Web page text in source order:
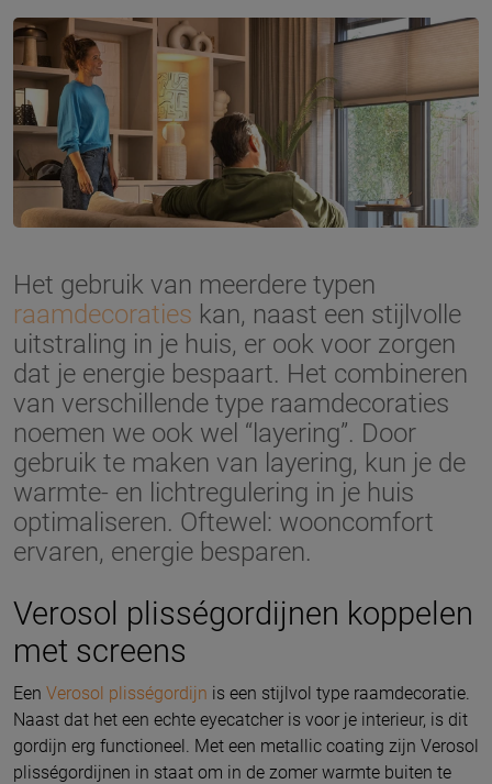
Het gebruik van meerdere typen
raamdecoraties kan, naast een stijlvolle
uitstraling in je huis, er ook voor zorgen
dat je energie bespaart. Het combineren
van verschillende type raamdecoraties
noemen we ook wel “layering”. Door
gebruik te maken van layering, kun je de
warmte- en lichtregulering in je huis
optimaliseren. Oftewel: wooncomfort
ervaren, energie besparen.
Verosol plisségordijnen koppelen
met screens
Een Verosol plisségordijn is een stijlvol type raamdecoratie.
Naast dat het een echte eyecatcher is voor je interieur, is dit
gordijn erg functioneel. Met een metallic coating zijn Verosol
plisségordijnen in staat om in de zomer warmte buiten te